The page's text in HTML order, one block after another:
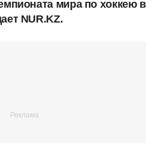
мира по хоккею в
NUR.KZ.